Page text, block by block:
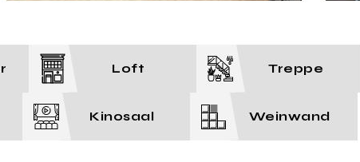
Loft Treppe
Kinosaal Weinwand